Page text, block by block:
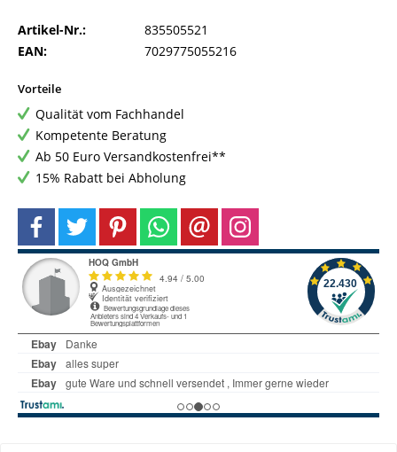
Artikel-Nr.:
835505521
EAN:
7029775055216
Vorteile
Qualität vom Fachhandel
Kompetente Beratung
Ab 50 Euro Versandkostenfrei**
15% Rabatt bei Abholung